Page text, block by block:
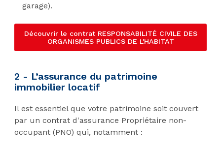
garage).
Découvrir le contrat RESPONSABILITÉ CIVILE DES
ORGANISMES PUBLICS DE L'HABITAT
2 - L’assurance du patrimoine
immobilier locatif
Il est essentiel que votre patrimoine soit couvert
par un contrat d'assurance Propriétaire non-
occupant (PNO) qui, notamment :